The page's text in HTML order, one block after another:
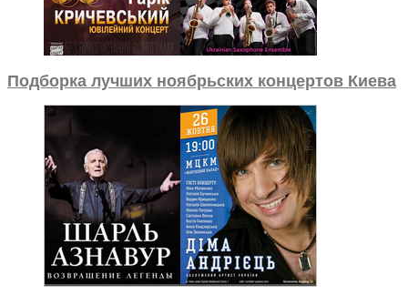
Подборка лучших ноябрьских концертов Киева